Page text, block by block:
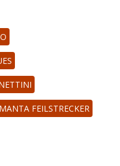
FEILSTRECKER